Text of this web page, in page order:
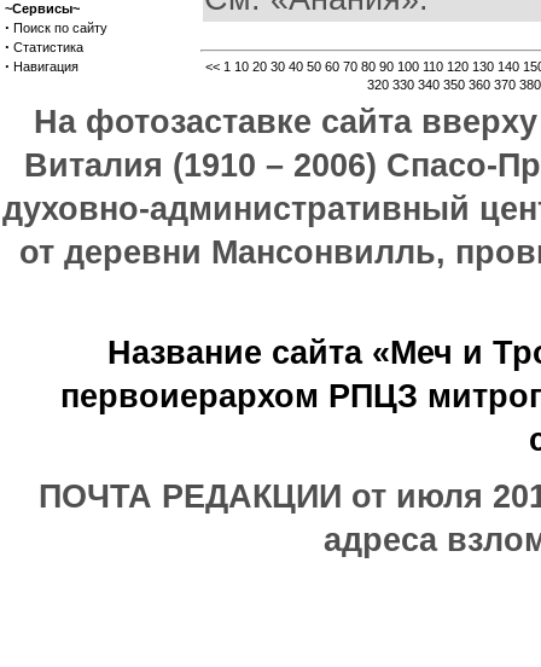
~Сервисы~
· Поиск по сайту
· Статистика
· Навигация << 1 10 20 30 40 50 60 70 80 90 100 110 120 130 140
320 330 340 350 360 370 380
На фотозаставке сайта
Виталия (1910 – 2006) Спасо-
духовно-административный
от деревни Мансонвилль,
Название сайта «Меч и
первоиерархом РПЦЗ
ПОЧТА РЕДАКЦИИ от июля
адреса